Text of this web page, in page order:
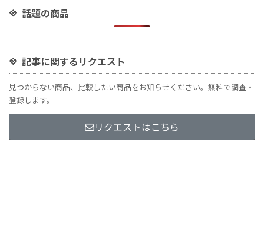
話題の商品
記事に関するリクエスト
見つからない商品、比較したい商品をお知らせください。無料で調査・
登録します。
リクエストはこちら